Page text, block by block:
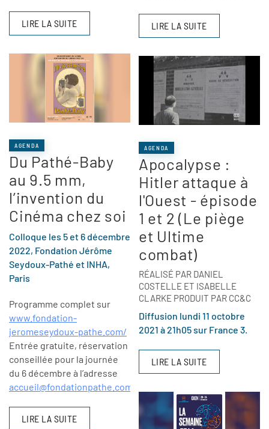
LIRE LA SUITE
AGENDA
Du Pathé-Baby
au 9.5 mm,
l’invention du
Cinéma chez soi
Colloque les 5 et 6 décembre
2022, Fondation Jérôme
Seydoux-Pathé et INHA,
Paris
Programme complet sur
www.fondation-
jeromeseydoux-pathe.com/
Entrée gratuite, réservation
conseillée pour la journée
du 6 décembre à l’adresse
accueil@fondationpathe.com
LIRE LA SUITE
LIRE LA SUITE
AGENDA
Apocalypse :
Hitler attaque à
l'Ouest - épisode
1 et 2 (Le piège
et Ultime
combat)
RÉALISÉ PAR DANIEL
COSTELLE ET ISABELLE
CLARKE PRODUIT PAR CC&C
Diffusion lundi 11 octobre
2021 à 21h05 sur France 3.
LIRE LA SUITE